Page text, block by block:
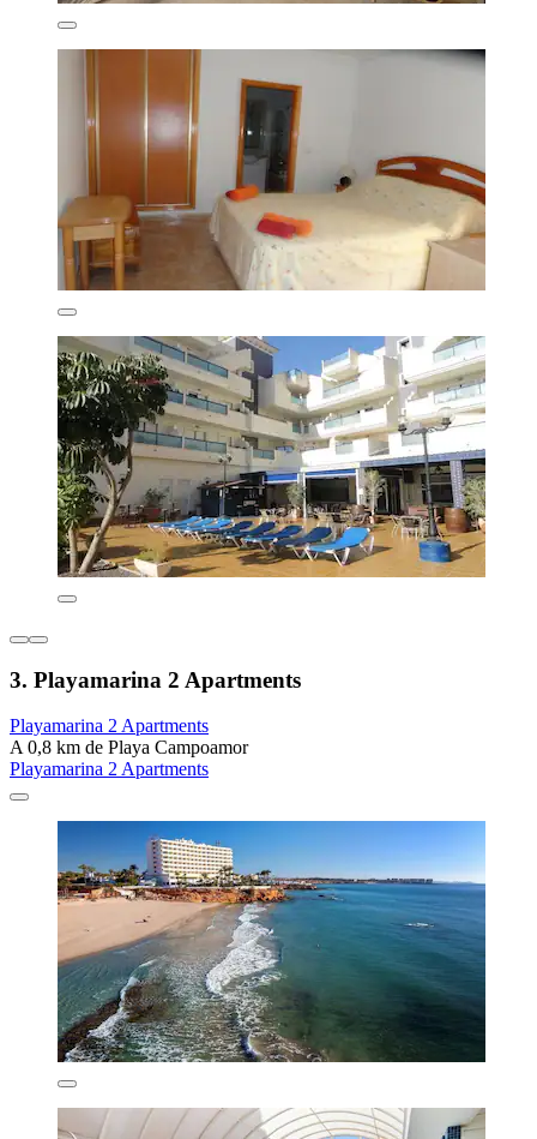
3. Playamarina 2 Apartments
Playamarina 2 Apartments
A 0,8 km de Playa Campoamor
Playamarina 2 Apartments